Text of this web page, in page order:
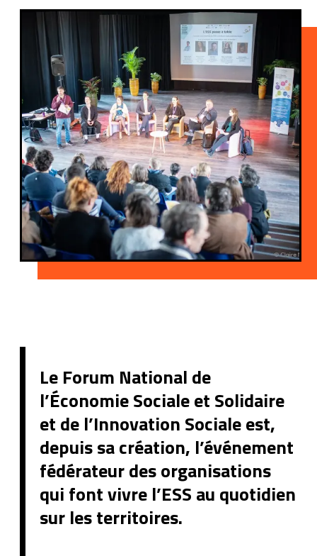
Le Forum National de
l’Économie Sociale et Solidaire
et de l’Innovation Sociale est,
depuis sa création, l’événement
fédérateur des organisations
qui font vivre l’ESS au quotidien
sur les territoires.